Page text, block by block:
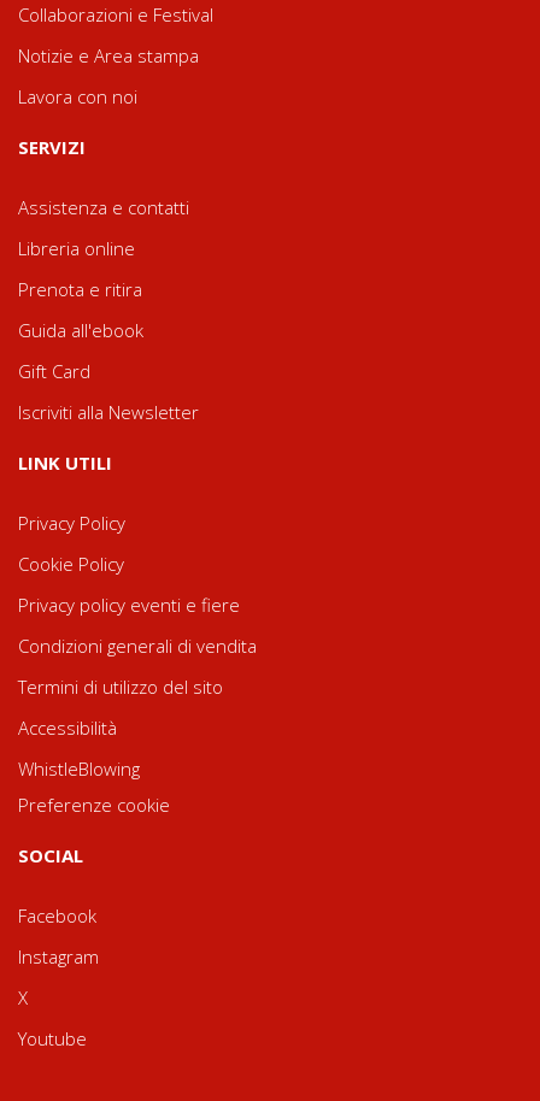
Collaborazioni e Festival
Notizie e Area stampa
Lavora con noi
SERVIZI
Assistenza e contatti
Libreria online
Prenota e ritira
Guida all'ebook
Gift Card
Iscriviti alla Newsletter
LINK UTILI
Privacy Policy
Cookie Policy
Privacy policy eventi e fiere
Condizioni generali di vendita
Termini di utilizzo del sito
Accessibilità
WhistleBlowing
Preferenze cookie
SOCIAL
Facebook
Instagram
X
Youtube